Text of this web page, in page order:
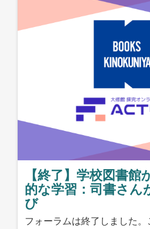
【終了】学校図書
的な学習：司書さん
び
フォーラムは終了しました